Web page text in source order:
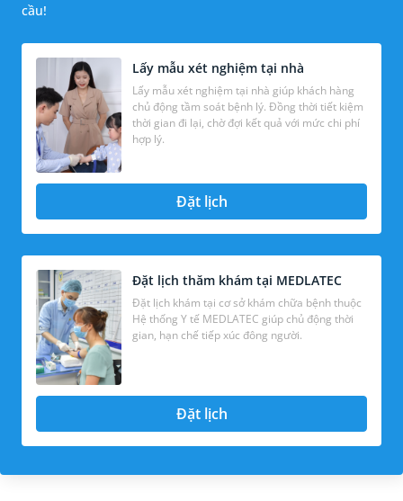
cầu!
Lấy mẫu xét nghiệm tại nhà
Lấy mẫu xét nghiệm tại nhà giúp khách hàng
chủ động tầm soát bệnh lý. Đồng thời tiết kiệm
thời gian đi lại, chờ đợi kết quả với mức chi phí
hợp lý.
Đặt lịch
Đặt lịch thăm khám tại MEDLATEC
Đặt lịch khám tại cơ sở khám chữa bệnh thuộc
Hệ thống Y tế MEDLATEC giúp chủ động thời
gian, hạn chế tiếp xúc đông người.
Đặt lịch